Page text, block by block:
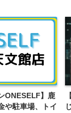
ONESELF】鹿
や駐車場、トイ